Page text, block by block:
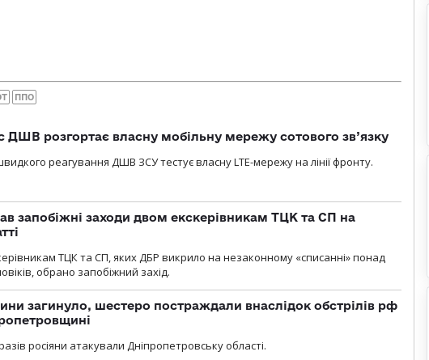
ППО
ДШВ розгортає власну мобільну мережу сотового зв’язку
реагування ДШВ ЗСУ тестує власну LTE-мережу на лінії фронту.
запобіжні заходи двом екскерівникам ТЦК та СП на
ТЦК та СП, яких ДБР викрило на незаконному «списанні» понад
обрано запобіжний захід.
загинуло, шестеро постраждали внаслідок обстрілів рф
росіяни атакували Дніпропетровську області.